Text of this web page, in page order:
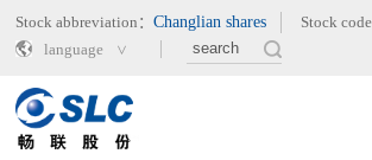
Stock abbreviation：Changlian shares Stock
language